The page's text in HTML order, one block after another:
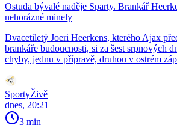
Ostuda bývalé naděje Sparty. Brankář
nehorázné minely
Dvacetiletý Joeri Heerkens, kterého Ajax
brankáře budoucnosti, si za šest srpnových
chyby, jednu v přípravě, druhou v ostrém
SportyŽivě
dnes, 20:21
3 min